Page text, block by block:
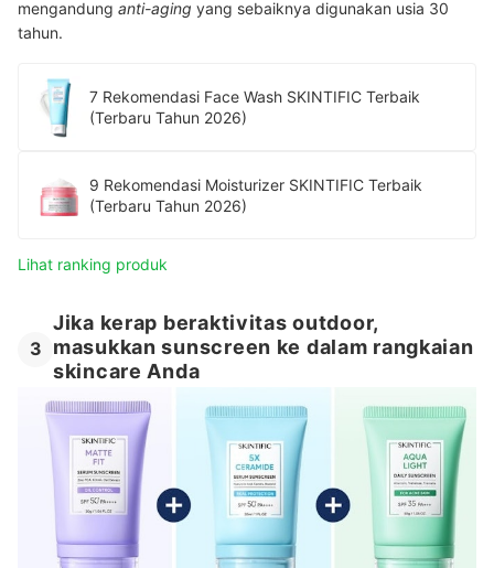
mengandung anti-aging yang sebaiknya digunakan usia 30
tahun.
7 Rekomendasi Face Wash SKINTIFIC Terbaik
(Terbaru Tahun 2026)
9 Rekomendasi Moisturizer SKINTIFIC Terbaik
(Terbaru Tahun 2026)
Lihat ranking produk
3
Jika kerap beraktivitas outdoor,
masukkan sunscreen ke dalam rangkaian
skincare Anda